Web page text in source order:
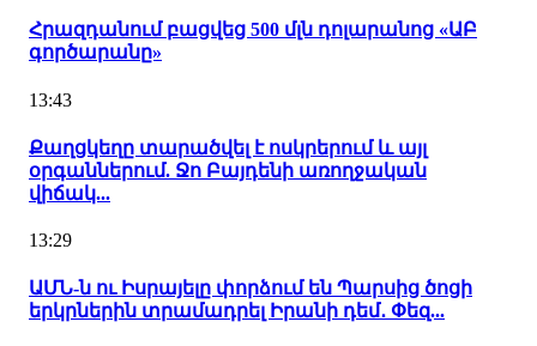
Հրազդանում բացվեց 500 մլն դոլարանոց «ԱԲ
գործարանը»
13:43
Քաղցկեղը տարածվել է ոսկրերում և այլ
օրգաններում. Ջո Բայդենի առողջական
վիճակ...
13:29
ԱՄՆ-ն ու Իսրայելը փորձում են Պարսից ծոցի
երկրներին տրամադրել Իրանի դեմ․ Փեզ...